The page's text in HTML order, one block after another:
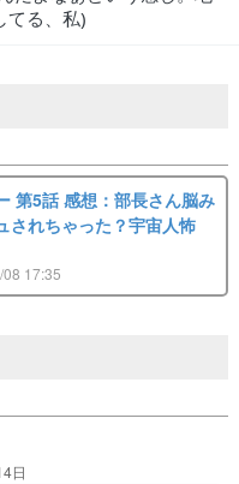
てる、私)
第5話 感想：部長さん脳み
されちゃった？宇宙人怖
17:35
日